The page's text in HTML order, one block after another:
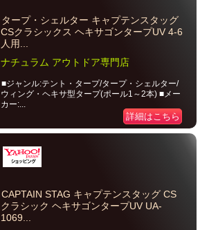
タープ・シェルター キャプテンスタッグ
CSクラシックス ヘキサゴンタープUV 4-6
人用...
ナチュラム アウトドア専門店
■ジャンル:テント・タープ/タープ・シェルター/
ウィング・ヘキサ型タープ(ポール1～2本) ■メー
カー:...
詳細はこちら
CAPTAIN STAG キャプテンスタッグ CS
クラシック ヘキサゴンタープUV UA-
1069...